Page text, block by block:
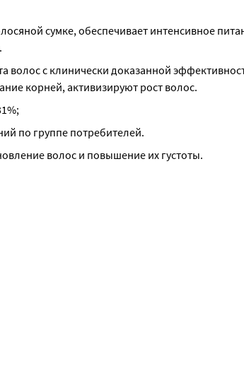
сумке, обеспечивает интенсивное
волос с клинически доказанной
корней, активизируют рост волос.
по группе потребителей.
волос и повышение их густоты.